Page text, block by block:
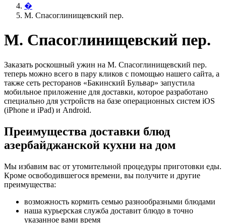
�
М. Спасоглинищевский пер.
М. Спасоглинищевский пер.
Заказать роскошный ужин на М. Спасоглинищевский пер.
теперь можно всего в пару кликов с помощью нашего сайта, а
также сеть ресторанов «Бакинский Бульвар» запустила
мобильное приложение для доставки, которое разработано
специально для устройств на базе операционных систем iOS
(iPhone и iPad) и Android.
Преимущества доставки блюд
азербайджанской кухни на дом
Мы избавим вас от утомительной процедуры приготовки еды.
Кроме освободившегося времени, вы получите и другие
преимущества:
возможность кормить семью разнообразными блюдами
наша курьерская служба доставит блюдо в точно
указанное вами время